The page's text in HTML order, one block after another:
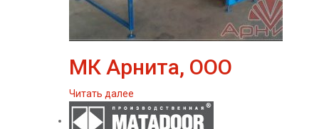
МК Арнита, ООО
Читать далее